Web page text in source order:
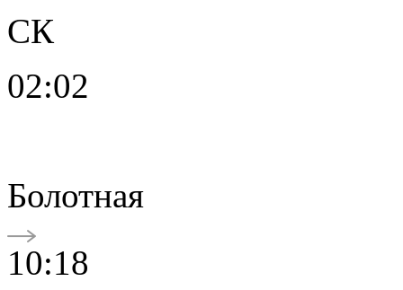
СК
02:02
Болотная
10:18